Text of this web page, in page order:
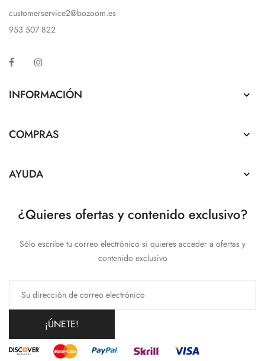
customerservice2@bozoom.es
953 507 822
Facebook
INFORMACIÓN 
COMPRAS 
AYUDA 
¿Quieres ofertas y contenido exclusivo?
Sólo escribe tu correo electrónico si quieres acceder a ofertas y
contenido exclusivo
¡ÚNETE!